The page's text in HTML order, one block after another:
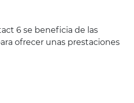
6 se beneficia de las
ofrecer unas prestaciones